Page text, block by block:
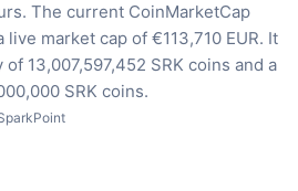
The current CoinMarketCap
market cap of €113,710 EUR. It
13,007,597,452 SRK coins and a
SRK coins.